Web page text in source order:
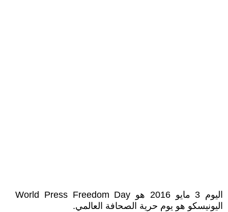
اليوم 3 مايو 2016 هو World Press Freedom Day
اليونيسكو هو يوم حرية الصحافة العالمي.